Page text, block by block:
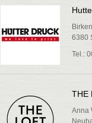
6380
Tel.:
THE
Anna